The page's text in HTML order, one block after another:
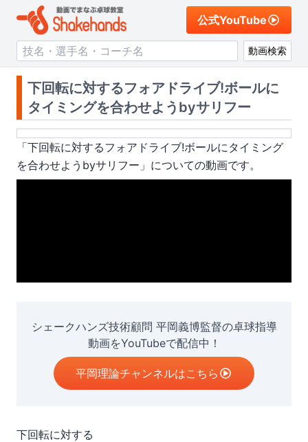
公式YouTube
動画検索
下回転に対するフォアドライブ!ボールに
タイミングを合わせようbyサリフー
「下回転に対するフォアドライブ!ボールにタイミング
を合わせようbyサリフー 」についての動画です。
シェークハンズ技術顧問 平岡義博監督の卓球指導
動画をYouTubeで配信中！
平岡理論チャンネルはこちら
下回転に対する